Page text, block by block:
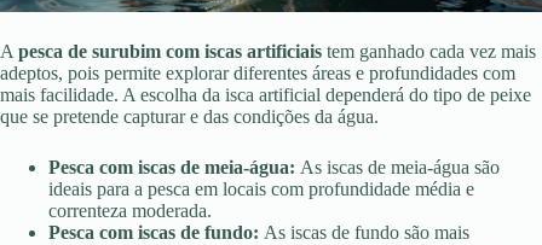
A pesca de surubim com iscas artificiais tem ganhado cada vez mais
adeptos, pois permite explorar diferentes áreas e profundidades com
mais facilidade. A escolha da isca artificial dependerá do tipo de peixe
que se pretende capturar e das condições da água.
Pesca com iscas de meia-água: As iscas de meia-água são
ideais para a pesca em locais com profundidade média e
correnteza moderada.
Pesca com iscas de fundo: As iscas de fundo são mais